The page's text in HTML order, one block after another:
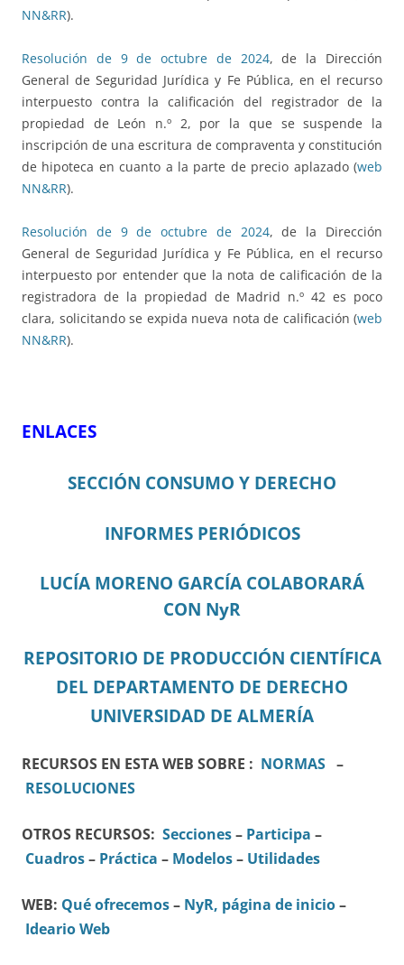
NN&RR).
Resolución de 9 de octubre de 2024, de la Dirección
General de Seguridad Jurídica y Fe Pública, en el recurso
interpuesto contra la calificación del registrador de la
propiedad de León n.º 2, por la que se suspende la
inscripción de una escritura de compraventa y constitución
de hipoteca en cuanto a la parte de precio aplazado (web
NN&RR).
Resolución de 9 de octubre de 2024, de la Dirección
General de Seguridad Jurídica y Fe Pública, en el recurso
interpuesto por entender que la nota de calificación de la
registradora de la propiedad de Madrid n.º 42 es poco
clara, solicitando se expida nueva nota de calificación (web
NN&RR).
ENLACES
SECCIÓN CONSUMO Y DERECHO
INFORMES PERIÓDICOS
LUCÍA MORENO GARCÍA COLABORARÁ
CON NyR
REPOSITORIO DE PRODUCCIÓN CIENTÍFICA
DEL DEPARTAMENTO DE DERECHO
UNIVERSIDAD DE ALMERÍA
RECURSOS EN ESTA WEB SOBRE : NORMAS –
RESOLUCIONES
OTROS RECURSOS: Secciones– Participa –
Cuadros– Práctica – Modelos– Utilidades
WEB: Qué ofrecemos– NyR, página de inicio–
Ideario Web